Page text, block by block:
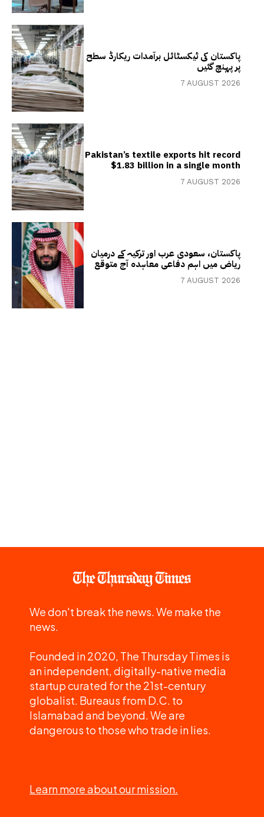
پاکستان کی ٹیکسٹائل برآمدات ریکارڈ سطح
پر پہنچ گئیں
7 AUGUST 2026
Pakistan’s textile exports hit record
$1.83 billion in a single month
7 AUGUST 2026
پاکستان، سعودی عرب اور ترکیہ کے درمیان
ریاض میں اہم دفاعی معاہدہ آج متوقع
7 AUGUST 2026
We don't break the news. We make the
news.
Founded in 2020, The Thursday Times is
an independent, digitally-native media
startup curated for the 21st-century
globalist. Bureaus from D.C. to
Islamabad and beyond. We are
dangerous to those who trade in lies.
Learn more about our mission.